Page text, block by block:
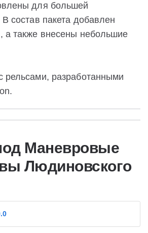
для большей
состав пакета добавлен
а также внесены небольшие
рельсами, разработанными
Маневровые
Людиновского